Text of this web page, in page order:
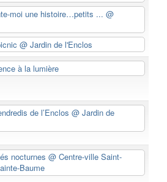
moi une histoire…petits ... @
@ Jardin de l'Enclos
à la lumière
de l’Enclos @ Jardin de
nocturnes @ Centre-ville Saint-
Baume